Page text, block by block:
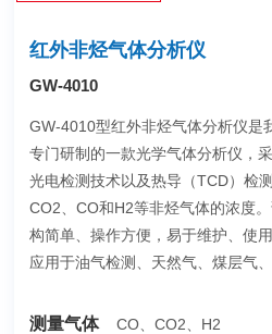
红外非烃气体分析仪
GW-4010
GW-4010型红外非烃气体分析仪是
专门研制的一款光学气体分析仪，
光电检测技术以及热导（TCD）检
CO2、CO和H2等非烃气体的浓度
构简单、操作方便，易于维护、使
应用于油气检测、天然气、煤层气
测量气体 CO、CO2、H2